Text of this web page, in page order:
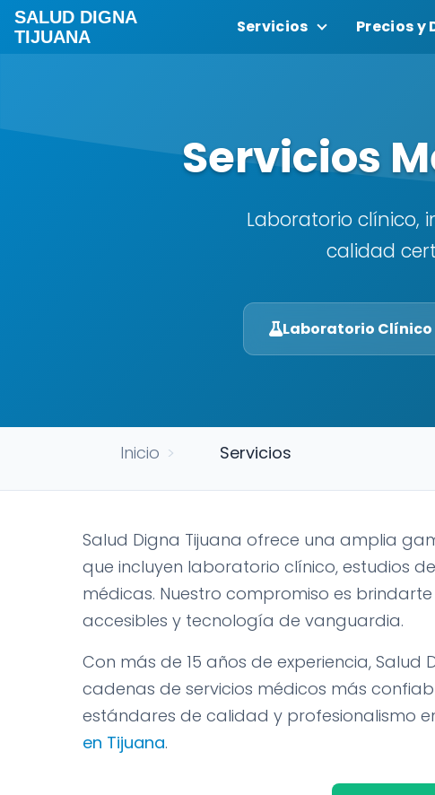
SALUD DIGNA
TIJUANA
Servicios Precios y
Servicios
Laboratorio clínico,
calidad
Laboratorio Clínico
Inicio > Servicios
Salud Digna Tijuana ofrece una amplia
que incluyen laboratorio clínico, estudios
médicas. Nuestro compromiso es
accesibles y tecnología de vanguardia.
Con más de 15 años de experiencia,
cadenas de servicios médicos más
estándares de calidad y profesionalismo
en Tijuana.